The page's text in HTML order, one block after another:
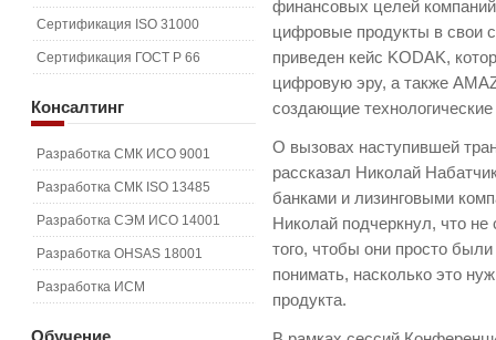
финансовых целей
цифровые продукты в свои
приведен кейс KODAK,
цифровую эру, а также
создающие
О вызовах наступившей
рассказал Николай
банками и лизинговыми
Николай подчеркнул, что
того, чтобы они просто
понимать, насколько это
продукта.
Сертификация ISO 31000
Сертификация ГОСТ Р 66
Консалтинг
Разработка СМК ИСО 9001
Разработка СМК ISO 13485
Разработка СЭМ ИСО 14001
Разработка OHSAS 18001
Разработка ИСМ
Обучение